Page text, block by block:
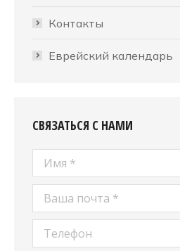
Контакты
Еврейский календарь
СВЯЗАТЬСЯ С НАМИ
Имя *
Ваша почта *
Телефон